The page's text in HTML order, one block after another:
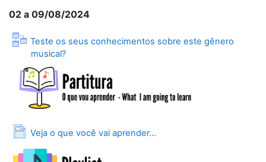
02 a 09/08/2024
Teste os seus conhecimentos sobre este gênero
musical?
Lesson
Veja o que você vai aprender...
Page